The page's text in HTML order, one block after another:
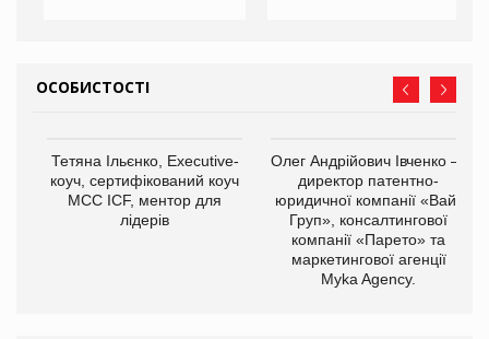
ОСОБИСТОСТІ
Тетяна Ільєнко, Executive-
коуч, сертифікований коуч
МСС ICF, ментор для
лідерів
Олег Андрійович Івченко —
директор патентно-
юридичної компанії «Вайз
Груп», консалтингової
компанії «Парето» та
маркетингової агенції
Myka Agency.